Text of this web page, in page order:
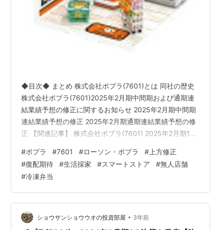
◆目次◆ まとめ 株式会社ポプラ(7601)とは 同社の歴史
株式会社ポプラ(7601)2025年2月期中間期および通期連
結業績予想の修正に関するお知らせ 2025年2月期中間期
連結業績予想の修正 2025年2月期通期連結業績予想の修
正 【関連記事】 株式会社ポプラ(7601) 2025年2月期1Q
業績 スマートストア事業 ローソン・ポプラ事業 その他
事業 株式会社ポプラ(7601)の配当利回り 株式会社ポプラ
(7601)の株主優待 ブログをご覧頂き、ありがとうござい
ます。 コンビニエンスストアチェーンのポプラをご存じ
でしょうか？ 赤…
#ポプラ #7601 #ローソン・ポプラ # 上方修正
#復配期待 #生活採家 #スマートストア #無人店舗
#冷凍弁当
ショウサンショウウオの投資部屋 • 3年前